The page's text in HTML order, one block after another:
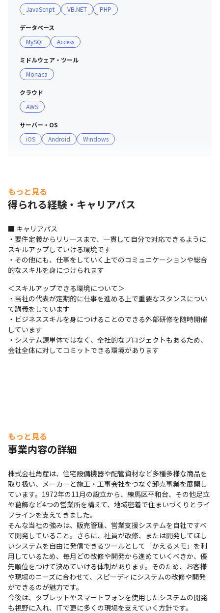
ど、残業をさせない風習が根付いています
・プライベートを大切にした働き方をしたい社員が多いた
め、定時での帰社がしやすい雰囲気があります
JavaScript VB.NET PHP
データベース
MySQL
Access
ミドルウェア・ツール
Monaca
クラウド
AWS
サーバー・OS
iOS
Android Windows
もっと見る
得られる経験・キャリアパス
■ キャリアパス
・要件定義からリリースまで、一貫して自分で対応できるように
スキルアップしていける環境です
・その他にも、仕事をしていく上でのコミュニケーションや総合
的なスキルを身につけられます
＜スキルアップできる環境について＞
・当社の代表が定期的に仕事を進める上で重要なスタンスについ
て講義をしています
・ビジネススキルを身につけることのできる外部研修を随時開催
しています
・システム課単体ではなく、全社的なプロジェクトもあるため、
会社全体に対してコミットできる環境があります
もっと見る
事業内容の詳細
株式会社角産は、住宅設備機器や配管資材など多種多様な商品を
取り扱い、メーカーと施工・工事会社をつなぐ卸売事業を展開し
ています。1972年の11月の設立から、練馬区平和台、その他足立
や葛飾など4つの営業所を構えて、地域密着で住まいづくりとライ
フラインを支えてきました。
そんな当社の強みは、販売管理、営業支援システムを自社ですべ
て開発していること。さらに、社員が改修、または開発してほし
いシステムを自由に発信できるツールとして「かえるメモ」を利
用しているため、毎月どの改修や開発から進めていくべきか、優
先順位をつけて決めていける体制があります。そのため、お客様
や現場のニーズに合わせて、スピーディにシステムの改修や開発
ができるのが魅力です。
今後は、タブレットやスマートフォンを使用したシステムの開発
も視野に入れ、ITで更に多くの現場を支えていく方針です。